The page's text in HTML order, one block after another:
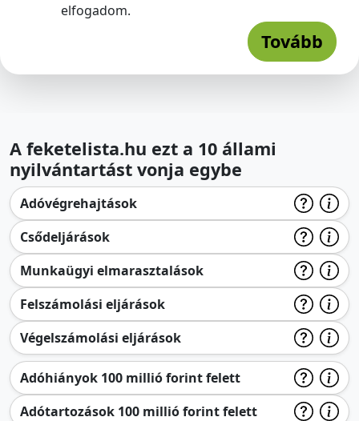
elfogadom.
Tovább
A feketelista.hu ezt a 10 állami
nyilvántartást vonja egybe
Adóvégrehajtások
Csődeljárások
Munkaügyi elmarasztalások
Felszámolási eljárások
Végelszámolási eljárások
Adóhiányok 100 millió forint felett
Adótartozások 100 millió forint felett